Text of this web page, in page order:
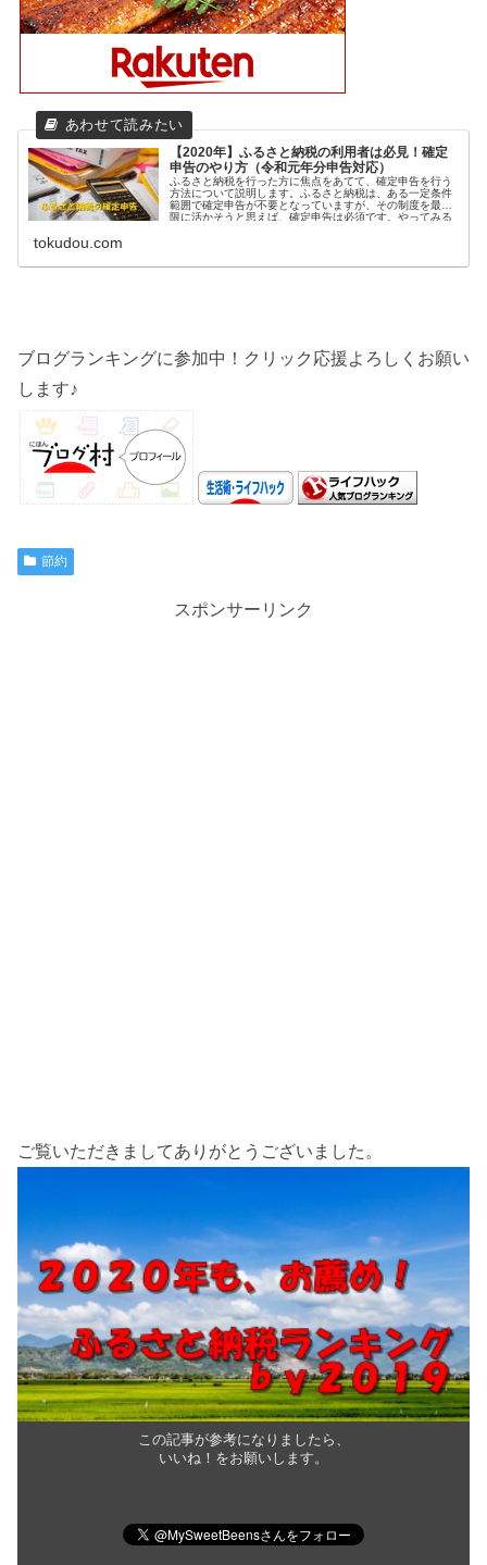
【2020年】ふるさと納税の利用者は必見！確定
申告のやり方（令和元年分申告対応）
ふるさと納税を行った方に焦点をあてて、確定申告を行う
方法について説明します。ふるさと納税は、ある一定条件
範囲で確定申告が不要となっていますが、その制度を最大
限に活かそうと思えば、確定申告は必須です。やってみる
tokudou.com
ブログランキングに参加中！クリック応援よろしくお願い
します♪
節約
スポンサーリンク
ご覧いただきましてありがとうございました。
この記事が参考になりましたら、
いいね！をお願いします。